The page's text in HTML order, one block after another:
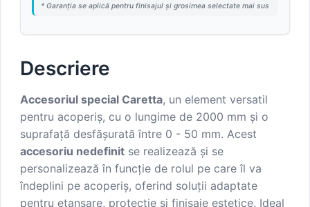
* Garanția se aplică pentru finisajul și grosimea selectate mai sus
Descriere
Accesoriul special Caretta, un element versatil
pentru acoperiș, cu o lungime de 2000 mm și o
suprafață desfășurată între 0 - 50 mm. Acest
accesoriu nedefinit se realizează și se
personalizează în funcție de rolul pe care îl va
îndeplini pe acoperiș, oferind soluții adaptate
pentru etanșare, protecție și finisaje estetice. Ideal